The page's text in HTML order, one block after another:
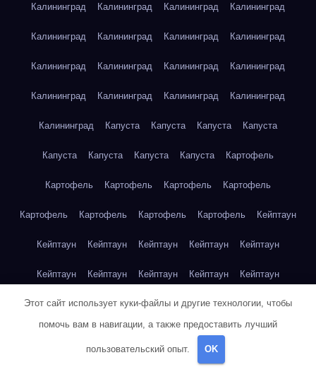
Калининград Калининград Калининград Калининград
Калининград Калининград Калининград Калининград
Калининград Калининград Калининград Калининград
Калининград Калининград Калининград Калининград
Калининград Капуста Капуста Капуста Капуста
Капуста Капуста Капуста Капуста Картофель
Картофель Картофель Картофель Картофель
Картофель Картофель Картофель Картофель Кейптаун
Кейптаун Кейптаун Кейптаун Кейптаун Кейптаун
Кейптаун Кейптаун Кейптаун Кейптаун Кейптаун
Кейптаун Кейптаун Кейптаун Кейптаун Кейптаун
Кейптаун
Клубника
Этот сайт использует куки-файлы и другие технологии, чтобы
помочь вам в навигации, а также предоставить лучший
пользовательский опыт. OK